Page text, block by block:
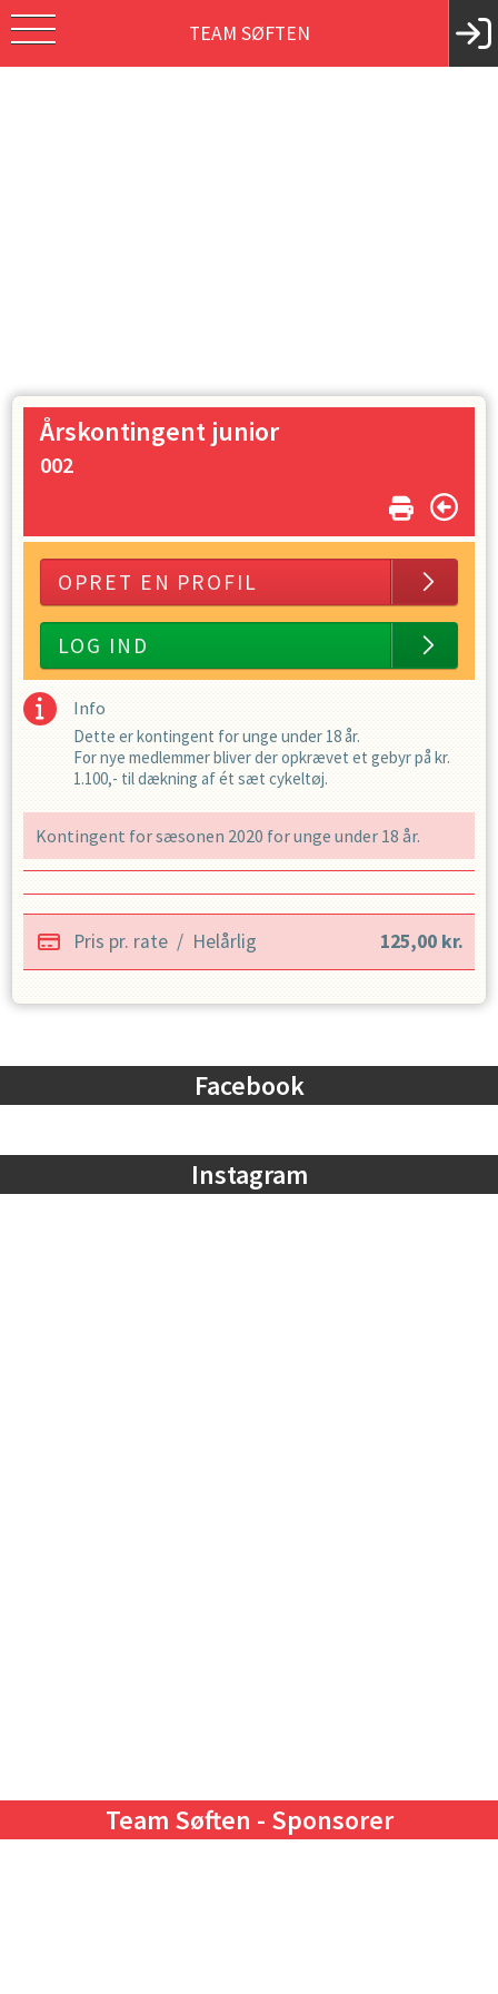
TEAM SØFTEN
Årskontingent junior
002
OPRET EN PROFIL
LOG IND
Info
Dette er kontingent for unge under 18 år.
For nye medlemmer bliver der opkrævet et gebyr på kr.
1.100,- til dækning af ét sæt cykeltøj.
Kontingent for sæsonen 2020 for unge under 18 år.
Pris pr. rate / Helårlig 125,00 kr.
Facebook
Instagram
Team Søften - Sponsorer